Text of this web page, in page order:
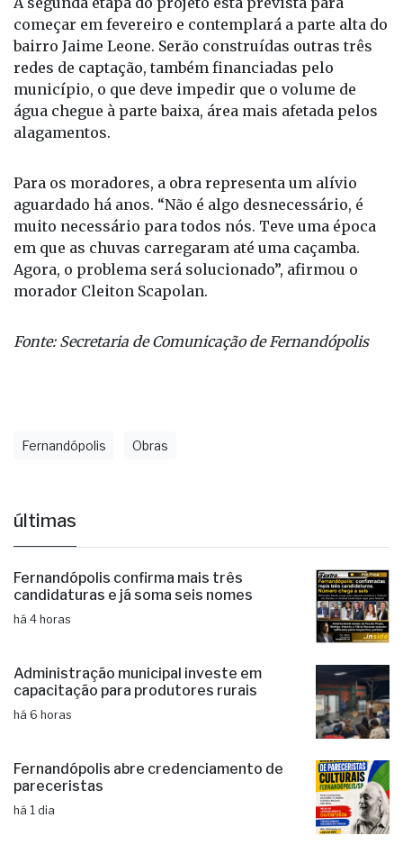
começar em fevereiro e contemplará a parte alta do
bairro Jaime Leone. Serão construídas outras três
redes de captação, também financiadas pelo
município, o que deve impedir que o volume de
água chegue à parte baixa, área mais afetada pelos
alagamentos.
Para os moradores, a obra representa um alívio
aguardado há anos. “Não é algo desnecessário, é
muito necessário para todos nós. Teve uma época
em que as chuvas carregaram até uma caçamba.
Agora, o problema será solucionado”, afirmou o
morador Cleiton Scapolan.
Fonte: Secretaria de Comunicação de Fernandópolis
Fernandópolis Obras
últimas
Fernandópolis confirma mais três
candidaturas e já soma seis nomes
há 4 horas
Administração municipal investe em
capacitação para produtores rurais
há 6 horas
Fernandópolis abre credenciamento de
pareceristas
há 1 dia